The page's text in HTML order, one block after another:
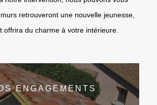
retrouveront une nouvelle jeunesse,
offrira du charme à votre intérieure.
ENGAGEMENTS